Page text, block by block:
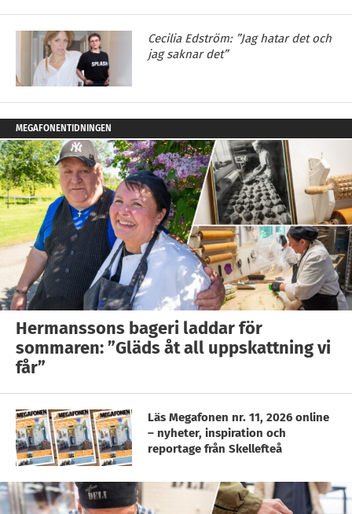
Cecilia Edström: ”Jag hatar det och
jag saknar det”
MEGAFONENTIDNINGEN
Hermanssons bageri laddar för
sommaren: ”Gläds åt all uppskattning vi
får”
Läs Megafonen nr. 11, 2026 online
– nyheter, inspiration och
reportage från Skellefteå